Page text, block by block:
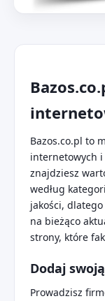
Bazos.co.pl to
internetowych
znajdziesz
według
jakości,
na bieżąco
strony, które
Dodaj
Prowadzisz